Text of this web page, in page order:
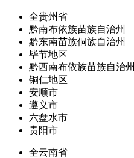
全贵州省
黔南布依族苗族自治州
黔东南苗族侗族自治州
毕节地区
黔西南布依族苗族自治州
铜仁地区
安顺市
遵义市
六盘水市
贵阳市
全云南省